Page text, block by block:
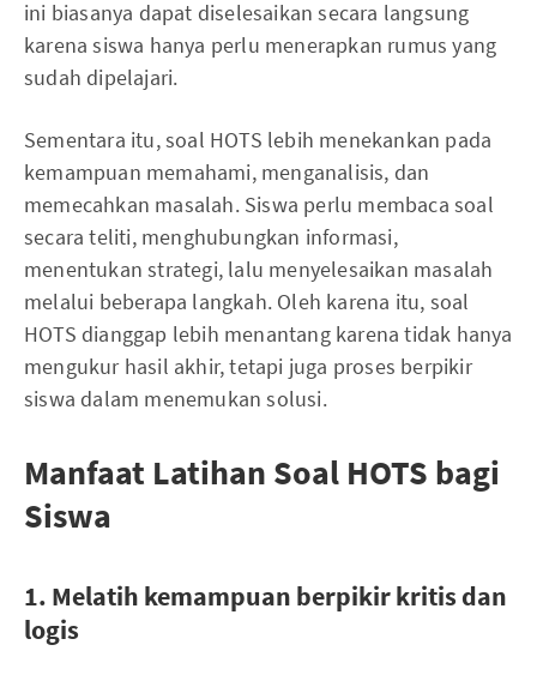
ini biasanya dapat diselesaikan secara langsung
karena siswa hanya perlu menerapkan rumus yang
sudah dipelajari.
Sementara itu, soal HOTS lebih menekankan pada
kemampuan memahami, menganalisis, dan
memecahkan masalah. Siswa perlu membaca soal
secara teliti, menghubungkan informasi,
menentukan strategi, lalu menyelesaikan masalah
melalui beberapa langkah. Oleh karena itu, soal
HOTS dianggap lebih menantang karena tidak hanya
mengukur hasil akhir, tetapi juga proses berpikir
siswa dalam menemukan solusi.
Manfaat Latihan Soal HOTS bagi
Siswa
1. Melatih kemampuan berpikir kritis dan
logis